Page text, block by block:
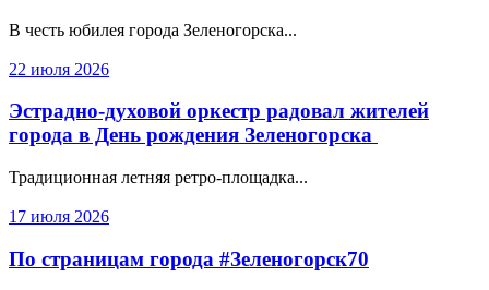
В честь юбилея города Зеленогорска...
22 июля 2026
Эстрадно-духовой оркестр радовал жителей
города в День рождения Зеленогорска
Традиционная летняя ретро-площадка...
17 июля 2026
По страницам города #Зеленогорск70